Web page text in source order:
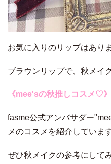
お気に入りのリップはあり
ブラウンリップで、秋メイ
《mee'sの秋推しコスメ♡》
fasme公式アンバサダー
メのコスメを紹介していま
ぜひ秋メイクの参考にして